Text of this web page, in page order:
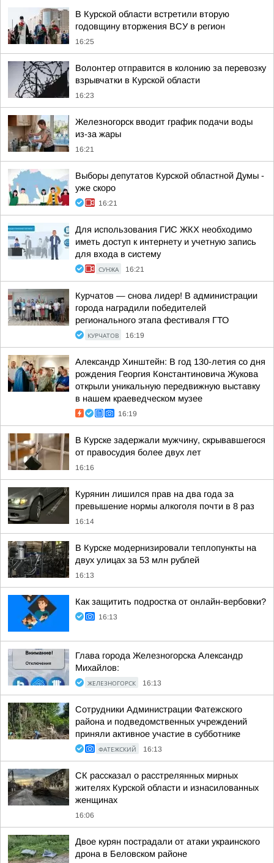
В Курской области встретили вторую
годовщину вторжения ВСУ в регион
16:25
Волонтер отправится в колонию за перевозку
взрывчатки в Курской области
16:23
Железногорск вводит график подачи воды
из-за жары
16:21
Выборы депутатов Курской областной Думы -
уже скоро
16:21
Для использования ГИС ЖКХ необходимо
иметь доступ к интернету и учетную запись
для входа в систему
СУНЖА 16:21
Курчатов — снова лидер! В администрации
города наградили победителей
регионального этапа фестиваля ГТО
КУРЧАТОВ 16:19
Александр Хинштейн: В год 130-летия со дня
рождения Георгия Константиновича Жукова
открыли уникальную передвижную выставку
в нашем краеведческом музее
16:19
В Курске задержали мужчину, скрывавшегося
от правосудия более двух лет
16:16
Курянин лишился прав на два года за
превышение нормы алкоголя почти в 8 раз
16:14
В Курске модернизировали теплопункты на
двух улицах за 53 млн рублей
16:13
Как защитить подростка от онлайн-вербовки?
16:13
Глава города Железногорска Александр
Михайлов:
ЖЕЛЕЗНОГОРСК 16:13
Сотрудники Администрации Фатежского
района и подведомственных учреждений
приняли активное участие в субботнике
ФАТЕЖСКИЙ 16:13
СК рассказал о расстрелянных мирных
жителях Курской области и изнасилованных
женщинах
16:06
Двое курян пострадали от атаки украинского
дрона в Беловском районе